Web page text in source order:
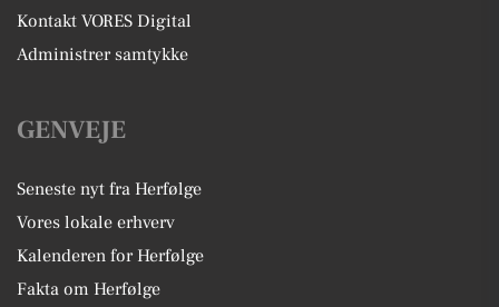
Kontakt VORES Digital
Administrer samtykke
GENVEJE
Seneste nyt fra Herfølge
Vores lokale erhverv
Kalenderen for Herfølge
Fakta om Herfølge